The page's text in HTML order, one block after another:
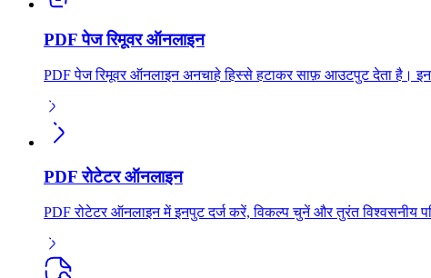
PDF पेज रिमूवर ऑनलाइन
PDF पेज रिमूवर ऑनलाइन अनचाहे हिस्से हटाकर साफ़ आउटपुट देता है।
PDF रोटेटर ऑनलाइन
PDF रोटेटर ऑनलाइन में इनपुट दर्ज करें, विकल्प चुनें और तुरंत विश्वसनीय